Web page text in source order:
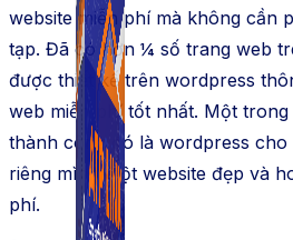
website miễn phí mà không cần
tạp. Đã có hơn ¼ số trang web
được thiết kế trên wordpress
web miễn phí tốt nhất. Một
thành công đó là wordpress
riêng mình một website đẹp và
phí.